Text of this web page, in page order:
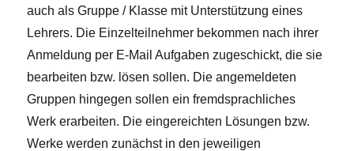
auch als Gruppe / Klasse mit Unterstützung eines
Lehrers. Die Einzelteilnehmer bekommen nach ihrer
Anmeldung per E-Mail Aufgaben zugeschickt, die sie
bearbeiten bzw. lösen sollen. Die angemeldeten
Gruppen hingegen sollen ein fremdsprachliches
Werk erarbeiten. Die eingereichten Lösungen bzw.
Werke werden zunächst in den jeweiligen